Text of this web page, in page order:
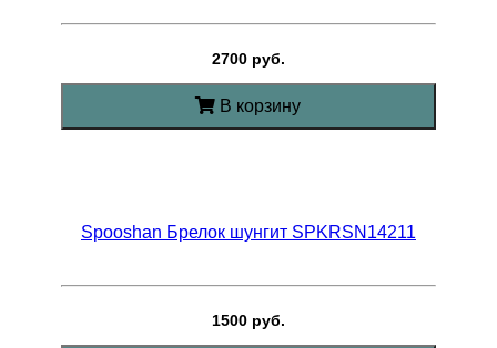
2700 руб.
В корзину
Spooshan Брелок шунгит SPKRSN14211
1500 руб.